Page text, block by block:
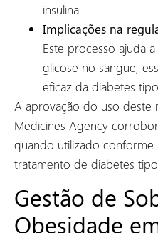
insulina.
Implicações na
Este processo ajuda
glicose no sangue,
eficaz da diabetes
A aprovação do uso deste
Medicines Agency
quando utilizado conforme
tratamento de diabetes tipo
Gestão de
Obesidade